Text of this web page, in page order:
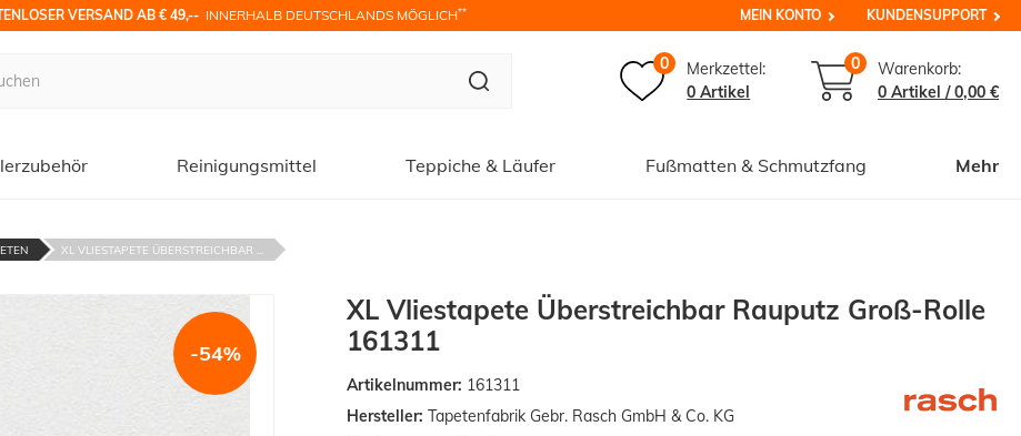
VERSAND AB € 49,-- INNERHALB DEUTSCHLANDS MÖGLICH** MEIN KONTO KUNDENSUPPORT
0
Merkzettel:
0 Artikel
0
Warenkorb:
0 Artikel /0,00 €
Reinigungsmittel Teppiche & Läufer Fußmatten & Schmutzfang Mehr
XL VLIESTAPETE ÜBERSTREICHBAR ...
-54%
XL Vliestapete Überstreichbar Rauputz Groß-Rolle
161311
Artikelnummer: 161311
Hersteller: Tapetenfabrik Gebr. Rasch GmbH & Co. KG